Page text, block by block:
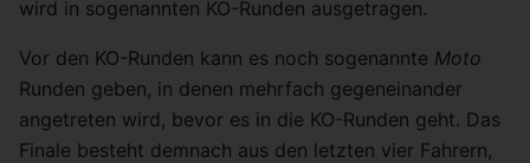
wird in sogenannten KO-Runden ausgetragen.
Vor den KO-Runden kann es noch sogenannte Moto
Runden geben, in denen mehrfach gegeneinander
angetreten wird, bevor es in die KO-Runden geht. Das
Finale besteht demnach aus den letzten vier Fahrern,